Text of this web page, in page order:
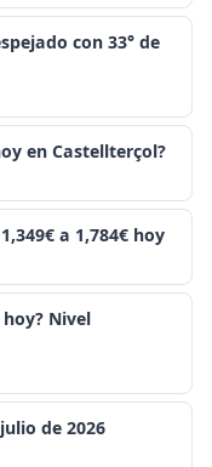
con 33° de
en Castellterçol?
a 1,784€ hoy
Nivel
de 2026